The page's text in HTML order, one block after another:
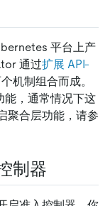
平台上产
通过扩展 API-
机制组合而成。
能，通常情况下这
聚合层功能，请参
制器